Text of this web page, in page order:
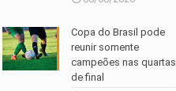
Copa do Brasil pode
reunir somente
campeões nas quartas
de final